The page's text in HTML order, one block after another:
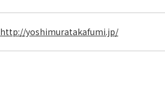
http://yoshimuratakafumi.jp/